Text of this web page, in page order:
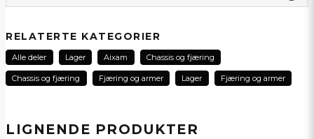
LIGNENDE PRODUKTER
Spør oss noe om dette produktet...
RELATERTE KATEGORIER
Alle deler Lager Aixam Chassis og fjæring
Chassis og fjæring Fjæring og armer Lager Fjæring og armer